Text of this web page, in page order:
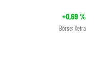
+0,69%
Börse: Xetra